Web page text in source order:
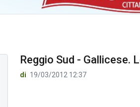
Reggio Sud - Gallicese.
di 19/03/2012 12:37